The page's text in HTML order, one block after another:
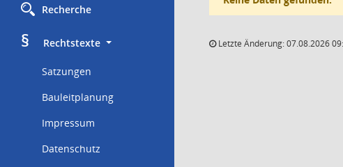
Recherche
§
     Rechtstexte
Satzungen
Bauleitplanung
Impressum
Datenschutz
Letzte Änderung: 07.08.2026